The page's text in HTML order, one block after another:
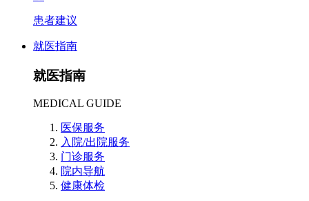
患者建议
就医指南
就医指南
MEDICAL GUIDE
医保服务
入院/出院服务
门诊服务
院内导航
健康体检